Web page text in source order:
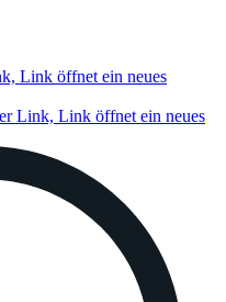
Link öffnet ein neues
Link, Link öffnet ein neues